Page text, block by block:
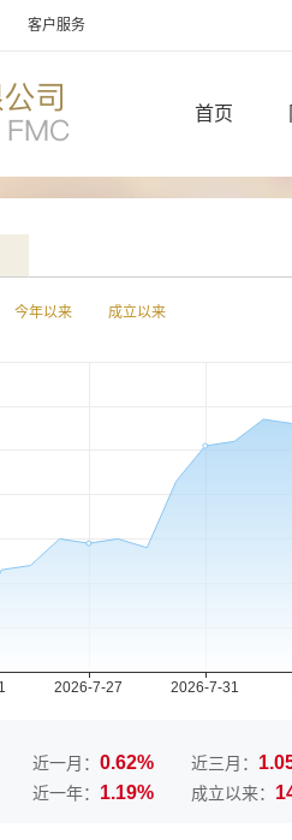
客户服务
首页
今年以来 成立以来
近一月： 0.62%
近一年： 1.19%
近三月：
成立以来：